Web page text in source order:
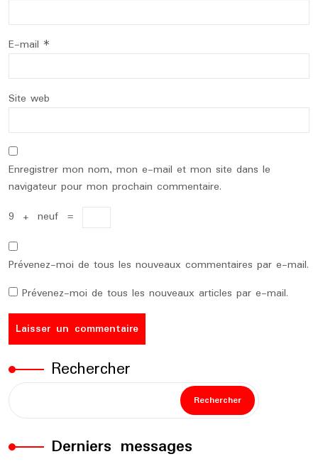
E-mail *
Site web
Enregistrer mon nom, mon e-mail et mon site dans le
navigateur pour mon prochain commentaire.
9 + neuf =
Prévenez-moi de tous les nouveaux commentaires par e-mail.
Prévenez-moi de tous les nouveaux articles par e-mail.
Rechercher
Rechercher
Derniers messages